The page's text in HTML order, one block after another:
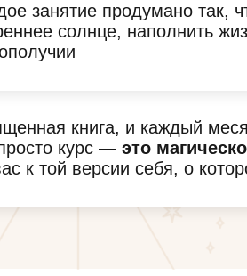
занятие продумано так,
солнце, наполнить
книга, и каждый
курс — это
к той версии себя, о